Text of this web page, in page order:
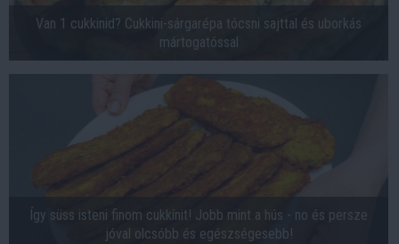
Van 1 cukkinid? Cukkini-sárgarépa tócsni sajttal és uborkás
mártogatóssal
Így süss isteni finom cukkínit! Jobb mint a hús - no és persze
jóval olcsóbb és egészségesebb!